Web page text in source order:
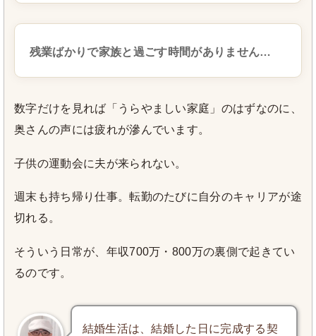
残業ばかりで家族と過ごす時間がありません…
数字だけを見れば「うらやましい家庭」のはずなのに、
奥さんの声には疲れが滲んでいます。
子供の運動会に夫が来られない。
週末も持ち帰り仕事。転勤のたびに自分のキャリアが途
切れる。
そういう日常が、年収700万・800万の裏側で起きてい
るのです。
結婚生活は、結婚した日に完成する契